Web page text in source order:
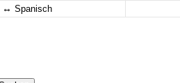
↔ Spanisch